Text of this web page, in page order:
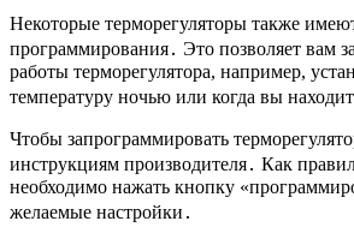
Некоторые терморегуляторы также
программирования․ Это позволяет вам
работы терморегулятора, например,
температуру ночью или когда вы
Чтобы запрограммировать
инструкциям производителя․ Как
необходимо нажать кнопку
желаемые настройки․